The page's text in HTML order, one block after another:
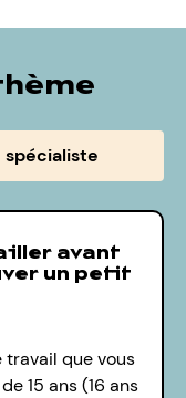
spécialiste
avant
un petit
que vous
15 ans (16 ans